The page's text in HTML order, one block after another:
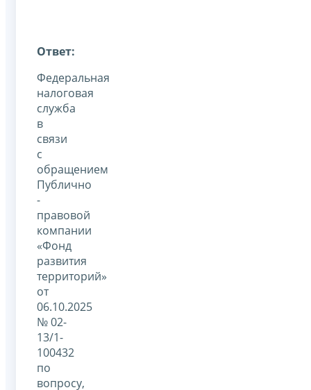
Ответ:
Федеральная
налоговая
служба
в
связи
с
обращением
Публично
-
правовой
компании
«Фонд
развития
территорий»
от
06.10.2025
№ 02-
13/1-
100432
по
вопросу,